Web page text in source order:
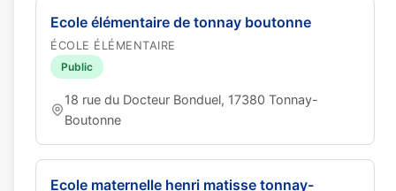
Ecole élémentaire de tonnay boutonne
ÉCOLE ÉLÉMENTAIRE
Public
18 rue du Docteur Bonduel, 17380 Tonnay-
Boutonne
Ecole maternelle henri matisse tonnay-